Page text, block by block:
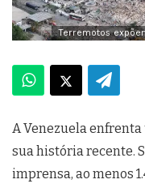
Terremotos
A Venezuela
sua história recente.
imprensa, ao menos